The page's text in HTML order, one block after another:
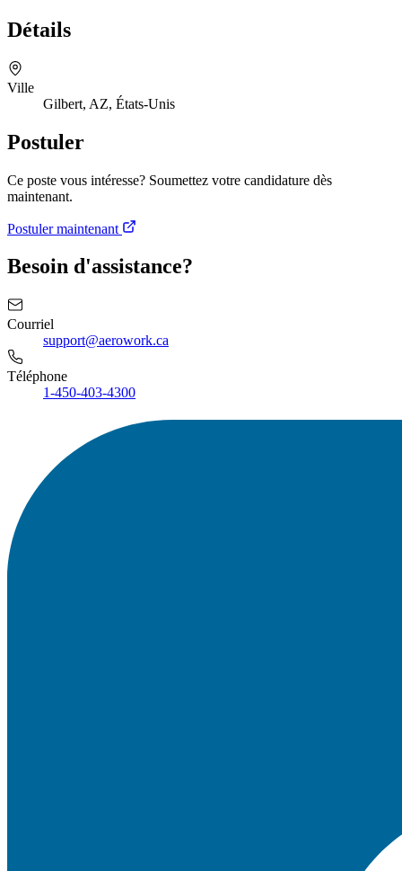
Détails
Ville
Gilbert, AZ, États-Unis
Postuler
Ce poste vous intéresse? Soumettez votre candidature dès
maintenant.
Postuler maintenant
Besoin d'assistance?
Courriel
support@aerowork.ca
Téléphone
1-450-403-4300